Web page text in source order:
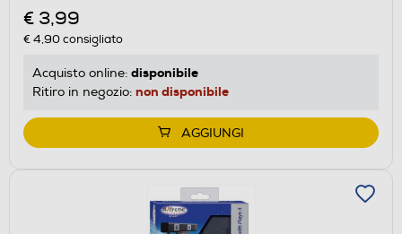
€ 3,99
€ 4,90consigliato
Acquisto online: disponibile
Ritiro in negozio: non disponibile
AGGIUNGI